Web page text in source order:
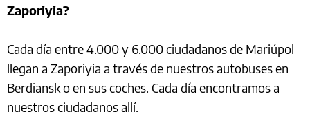
Zaporiyia?
Cada día entre 4.000 y 6.000 ciudadanos de Mariúpol
llegan a Zaporiyia a través de nuestros autobuses en
Berdiansk o en sus coches. Cada día encontramos a
nuestros ciudadanos allí.